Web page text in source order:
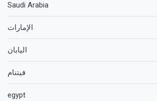
Saudi Arabia
الإمارات
اليابان
فيتنام
egypt